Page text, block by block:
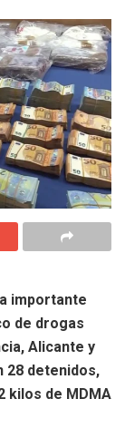
importante
de drogas
Alicante y
28 detenidos,
kilos de MDMA